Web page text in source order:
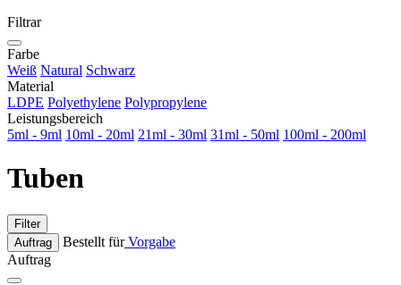
Filtrar
Farbe
Weiß Natural Schwarz
Material
LDPE Polyethylene Polypropylene
Leistungsbereich
5ml - 9ml 10ml - 20ml 21ml - 30ml 31ml - 50ml 100ml - 200ml
Tuben
Filter
Auftrag
Bestellt fürVorgabe
Auftrag